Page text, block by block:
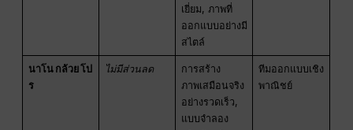
เยี่ยม, ภาพที่
ออกแบบอย่างมี
สไตล์
นาโน กล้วย โป
ร
ไม่มีส่วนลด
การสร้าง
ภาพเสมือนจริง
อย่างรวดเร็ว,
แบบจำลอง
ทีมออกแบบเชิง
พาณิชย์